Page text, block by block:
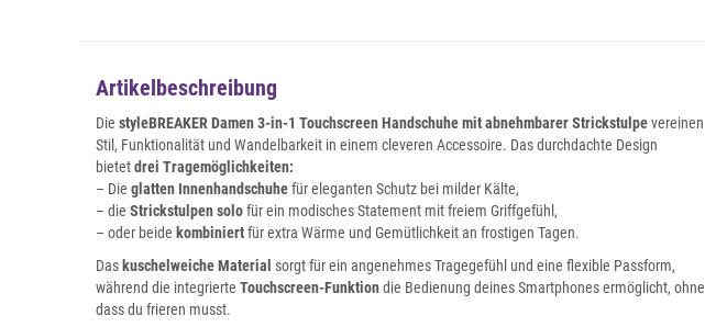
Artikelbeschreibung
Die styleBREAKER Damen 3-in-1 Touchscreen Handschuhe mit abnehmbarer Strickstulpevereinen
Stil, Funktionalität und Wandelbarkeit in einem cleveren Accessoire. Das durchdachte Design
bietetdrei Tragemöglichkeiten:
– Die glatten Innenhandschuhefür eleganten Schutz bei milder Kälte,
– die Strickstulpen solofür ein modisches Statement mit freiem Griffgefühl,
– oder beide kombiniertfür extra Wärme und Gemütlichkeit an frostigen Tagen.
Das kuschelweiche Material sorgt für ein angenehmes Tragegefühl und eine flexible Passform,
während die integrierte Touchscreen-Funktiondie Bedienung deines Smartphones ermöglicht, ohne
dass du frieren musst.